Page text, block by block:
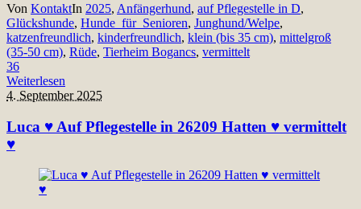
Von KontaktIn 2025, Anfängerhund, auf Pflegestelle in D,
Glückshunde, Hunde_für_Senioren, Junghund/Welpe,
katzenfreundlich, kinderfreundlich, klein (bis 35 cm), mittelgroß
(35-50 cm), Rüde, Tierheim Bogancs, vermittelt
36
Weiterlesen
4. September 2025
Luca ♥ Auf Pflegestelle in 26209 Hatten ♥ vermittelt
♥